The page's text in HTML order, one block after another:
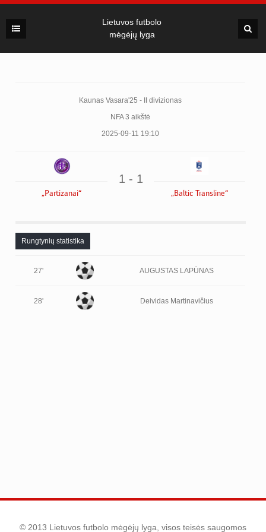
Lietuvos futbolo
mėgėjų lyga
Kaunas Vasara'25 - II divizionas
NFA 3 aikštė
2025-09-11 19:10
1 - 1
„Partizanai“ „Baltic Transline“
Rungtynių statistika
27' AUGUSTAS LAPŪNAS
28' Deividas Martinavičius
© 2013 Lietuvos futbolo mėgėjų lyga, visos teisės saugomos